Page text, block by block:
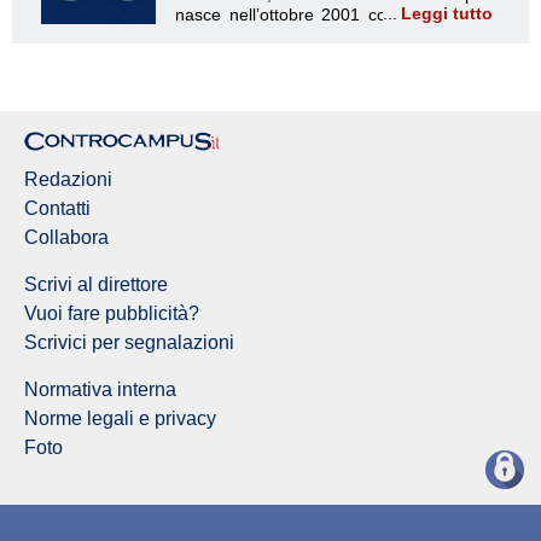
Leggi tutto
Redazioni
Contatti
Collabora
Scrivi al direttore
Vuoi fare pubblicità?
Scrivici per segnalazioni
Normativa interna
Norme legali e privacy
Foto